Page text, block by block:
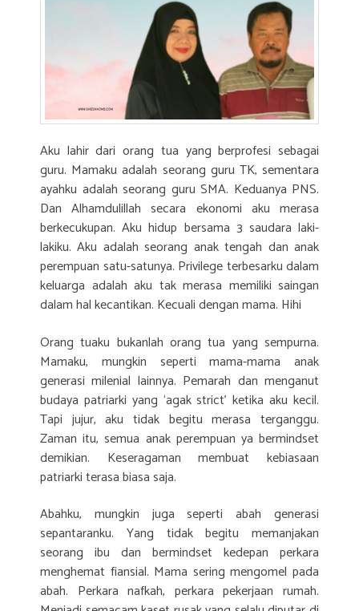
Aku lahir dari orang tua yang berprofesi sebagai
guru. Mamaku adalah seorang guru TK, sementara
ayahku adalah seorang guru SMA. Keduanya PNS.
Dan Alhamdulillah secara ekonomi aku merasa
berkecukupan. Aku hidup bersama 3 saudara laki-
lakiku. Aku adalah seorang anak tengah dan anak
perempuan satu-satunya. Privilege terbesarku dalam
keluarga adalah aku tak merasa memiliki saingan
dalam hal kecantikan. Kecuali dengan mama. Hihi
Orang tuaku bukanlah orang tua yang sempurna.
Mamaku, mungkin seperti mama-mama anak
generasi milenial lainnya. Pemarah dan menganut
budaya patriarki yang ‘agak strict’ ketika aku kecil.
Tapi jujur, aku tidak begitu merasa terganggu.
Zaman itu, semua anak perempuan ya bermindset
demikian. Keseragaman membuat kebiasaan
patriarki terasa biasa saja.
Abahku, mungkin juga seperti abah generasi
sepantaranku. Yang tidak begitu memanjakan
seorang ibu dan bermindset kedepan perkara
menghemat fiansial. Mama sering mengomel pada
abah. Perkara nafkah, perkara pekerjaan rumah.